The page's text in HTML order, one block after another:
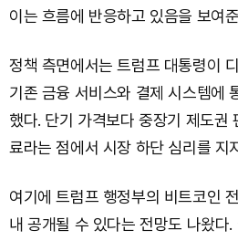
이는 흐름에 반응하고 있음을 보여
정책 측면에서는 트럼프 대통령이
기존 금융 서비스와 결제 시스템에
했다. 단기 가격보다 중장기 제도권
료라는 점에서 시장 하단 심리를 지
여기에 트럼프 행정부의 비트코인
내 공개될 수 있다는 전망도 나왔다.